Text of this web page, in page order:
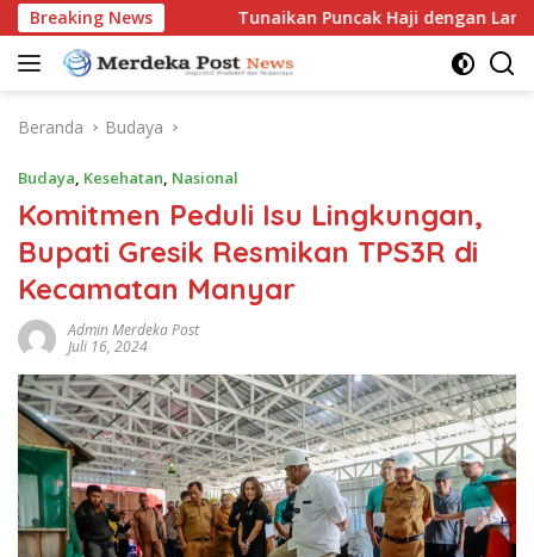
Langsung
ke
konten
Breaking NewsTunaikan Puncak Haji dengan Lancar, H. Andi
Beranda Budaya
Budaya, Kesehatan, Nasional
Komitmen Peduli Isu Lingkungan,
Bupati Gresik Resmikan TPS3R di
Kecamatan Manyar
Admin Merdeka Post
Juli 16, 2024